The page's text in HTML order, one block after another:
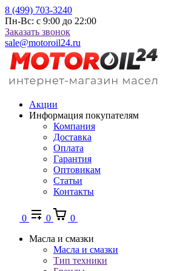
8 (499) 703-3240
Пн-Вс: с 9:00 до 22:00
Заказать звонок
sale@motoroil24.ru
Акции
Информация покупателям
Компания
Доставка
Оплата
Гарантия
Оптовикам
Статьи
Контакты
0 0
0
Масла и смазки
Масла и смазки
Тип техники